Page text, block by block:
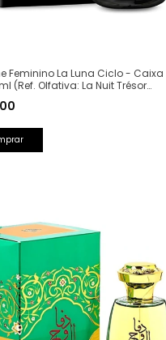
Feminino La Luna Ciclo - Caixa
(Ref. Olfativa: La Nuit Trésor